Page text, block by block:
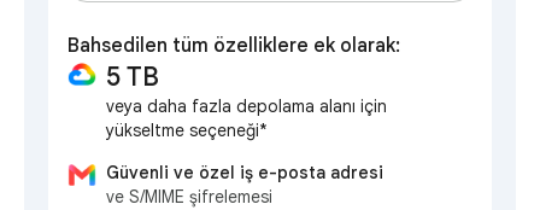
Bahsedilen tüm özelliklere ek olarak:
5 TB
veya daha fazla depolama alanı için
yükseltme seçeneği*
Güvenli ve özel iş e-posta adresi
ve S/MIME şifrelemesi